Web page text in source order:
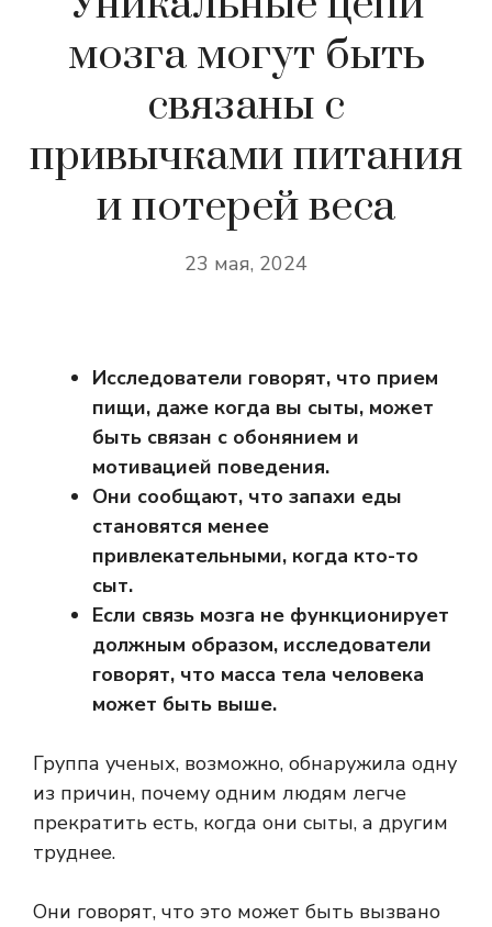
мозга могут быть
связаны с
привычками питания
и потерей веса
23 мая, 2024
Исследователи говорят, что прием
пищи, даже когда вы сыты, может
быть связан с обонянием и
мотивацией поведения.
Они сообщают, что запахи еды
становятся менее
привлекательными, когда кто-то
сыт.
Если связь мозга не функционирует
должным образом, исследователи
говорят, что масса тела человека
может быть выше.
Группа ученых, возможно, обнаружила одну
из причин, почему одним людям легче
прекратить есть, когда они сыты, а другим
труднее.
Они говорят, что это может быть вызвано